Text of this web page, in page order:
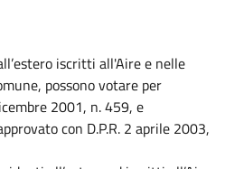
iscritti all'Aire e nelle
possono votare per
2001, n. 459, e
con D.P.R. 2 aprile 2003,